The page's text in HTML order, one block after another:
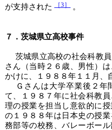
が支持された
［3］ 。
７．茨城県立高校事件
茨城県立高校の社会科教員
さん（当時２６歳、男性）
かけに、１９８８年１１月、
Ｇさんは大学卒業後２年
て、１９８７年に社会科教
理の授業を担当し意欲的に
の１９８８年は日本史の授
務部等の校務、バレーボー